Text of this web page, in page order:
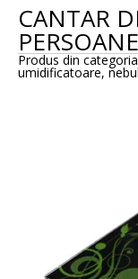
CANTAR
Produs din
umidificatoare,